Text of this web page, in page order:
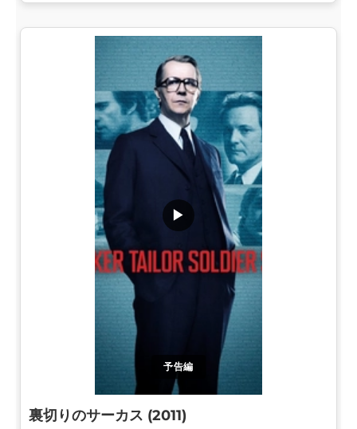
予告編
▶
裏切りのサーカス (2011)